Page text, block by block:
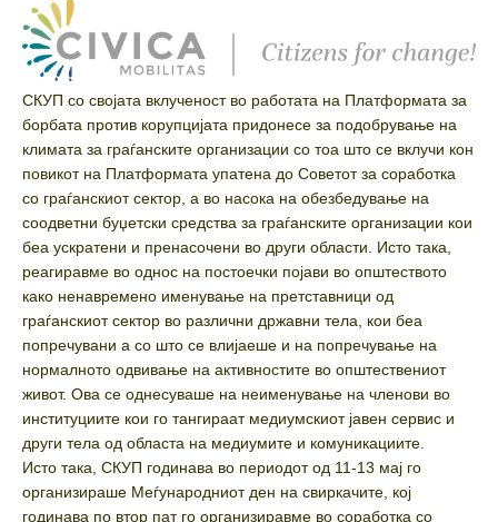
СКУП со својата вклученост во работата на Платформата за
борбата против корупцијата придонесе за подобрување на
климата за граѓанските организации со тоа што се вклучи кон
повикот на Платформата упатена до Советот за соработка
со граѓанскиот сектор, а во насока на обезбедување на
соодветни буџетски средства за граѓанските организации кои
беа ускратени и пренасочени во други области. Исто така,
реагиравме во однос на постоечки појави во општеството
како ненавремено именување на претставници од
граѓанскиот сектор во различни државни тела, кои беа
попречувани а со што се влијаеше и на попречување на
нормалното одвивање на активностите во општествениот
живот. Ова се однесуваше на неименување на членови во
институциите кои го тангираат медиумскиот јавен сервис и
други тела од областа на медиумите и комуникациите.
Исто така, СКУП годинава во периодот од 11-13 мај го
организираше Меѓународниот ден на свиркачите, кој
годинава по втор пат го организиравме во соработка со